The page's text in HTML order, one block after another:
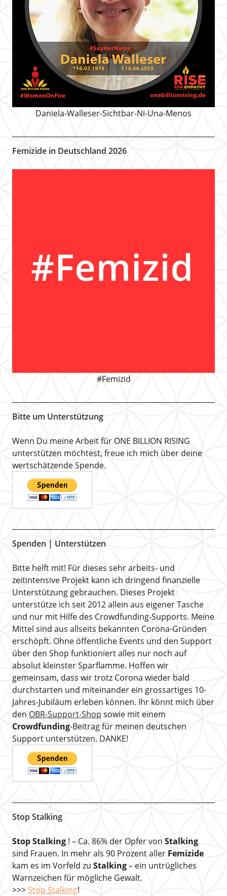
Daniela-Walleser-Sichtbar-Ni-Una-Menos
Femizide in Deutschland 2026
#Femizid
Bitte um Unterstützung
Wenn Du meine Arbeit für ONE BILLION RISING
unterstützen möchtest, freue ich mich über deine
wertschätzende Spende.
Spenden | Unterstützen
Bitte helft mit! Für dieses sehr arbeits- und
zeitintensive Projekt kann ich dringend finanzielle
Unterstützung gebrauchen. Dieses Projekt
unterstütze ich seit 2012 allein aus eigener Tasche
und nur mit Hilfe des Crowdfunding-Supports. Meine
Mittel sind aus allseits bekannten Corona-Gründen
erschöpft. Ohne öffentliche Events und den Support
über den Shop funktioniert alles nur noch auf
absolut kleinster Sparflamme. Hoffen wir
gemeinsam, dass wir trotz Corona wieder bald
durchstarten und miteinander ein grossartiges 10-
Jahres-Jubiläum erleben können. Ihr könnt mich über
den OBR-Support-Shop sowie mit einem
Crowdfunding-Beitrag für meinen deutschen
Support unterstützen. DANKE!
Stop Stalking
Stop Stalking! – Ca. 86% der Opfer von Stalking
sind Frauen. In mehr als 90 Prozent aller Femizide
kam es im Vorfeld zu Stalking– ein untrügliches
Warnzeichen für mögliche Gewalt.
>>> Stop Stalking!